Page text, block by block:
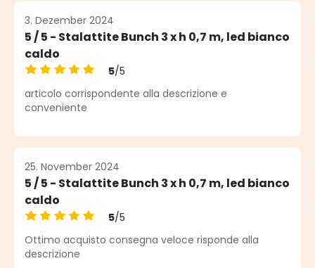
3. Dezember 2024
5 / 5 - Stalattite Bunch 3 x h 0,7 m, led bianco
caldo
Durchschnittliche Bewertung von 5 von 5 Sternen
5/5
articolo corrispondente alla descrizione e
conveniente
25. November 2024
5 / 5 - Stalattite Bunch 3 x h 0,7 m, led bianco
caldo
Durchschnittliche Bewertung von 5 von 5 Sternen
5/5
Ottimo acquisto consegna veloce risponde alla
descrizione